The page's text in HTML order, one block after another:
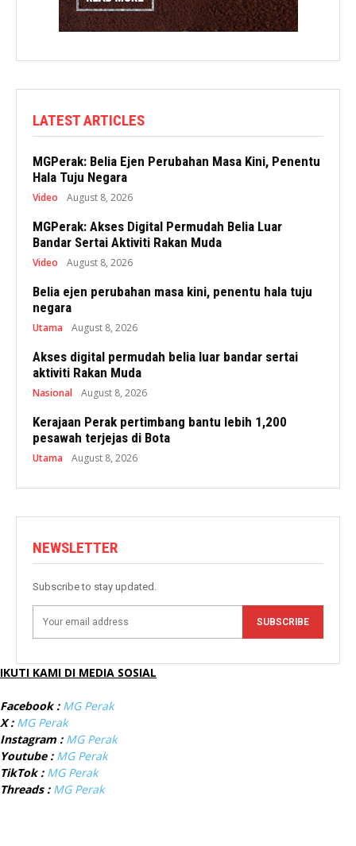
LATEST ARTICLES
MGPerak: Belia Ejen Perubahan Masa Kini, Penentu
Hala Tuju Negara
Video August 8, 2026
MGPerak: Akses Digital Permudah Belia Luar
Bandar Sertai Aktiviti Rakan Muda
Video August 8, 2026
Belia ejen perubahan masa kini, penentu hala tuju
negara
Utama August 8, 2026
Akses digital permudah belia luar bandar sertai
aktiviti Rakan Muda
Nasional August 8, 2026
Kerajaan Perak pertimbang bantu lebih 1,200
pesawah terjejas di Bota
Utama August 8, 2026
NEWSLETTER
Subscribe to stay updated.
SUBSCRIBE
IKUTI KAMI DI MEDIA SOSIAL
Facebook : MG Perak
X : MG Perak
Instagram : MG Perak
Youtube : MG Perak
TikTok : MG Perak
Threads : MG Perak